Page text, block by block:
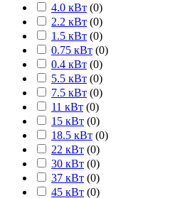
4.0 кВт (0)
2.2 кВт (0)
1.5 кВт (0)
0.75 кВт (0)
0.4 кВт (0)
5.5 кВт (0)
7.5 кВт (0)
11 кВт (0)
15 кВт (0)
18.5 кВт (0)
22 кВт (0)
30 кВт (0)
37 кВт (0)
45 кВт (0)